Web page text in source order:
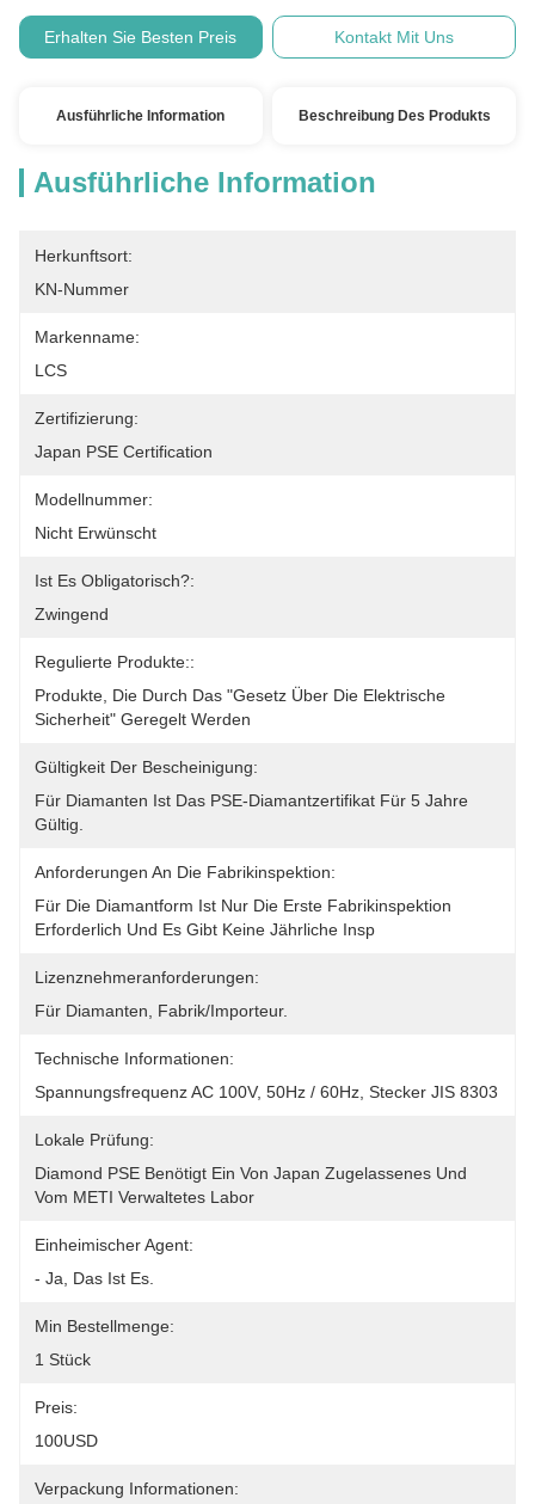
Erhalten Sie Besten Preis Kontakt Mit Uns
Ausführliche Information Beschreibung Des Produkts
Ausführliche Information
Herkunftsort:
KN-Nummer
Markenname:
LCS
Zertifizierung:
Japan PSE Certification
Modellnummer:
Nicht Erwünscht
Ist Es Obligatorisch?:
Zwingend
Regulierte Produkte::
Produkte, Die Durch Das "Gesetz Über Die Elektrische
Sicherheit" Geregelt Werden
Gültigkeit Der Bescheinigung:
Für Diamanten Ist Das PSE-Diamantzertifikat Für 5 Jahre
Gültig.
Anforderungen An Die Fabrikinspektion:
Für Die Diamantform Ist Nur Die Erste Fabrikinspektion
Erforderlich Und Es Gibt Keine Jährliche Insp
Lizenznehmeranforderungen:
Für Diamanten, Fabrik/Importeur.
Technische Informationen:
Spannungsfrequenz AC 100V, 50Hz / 60Hz, Stecker JIS 8303
Lokale Prüfung:
Diamond PSE Benötigt Ein Von Japan Zugelassenes Und
Vom METI Verwaltetes Labor
Einheimischer Agent:
- Ja, Das Ist Es.
Min Bestellmenge:
1 Stück
Preis:
100USD
Verpackung Informationen: